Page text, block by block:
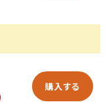
購入する